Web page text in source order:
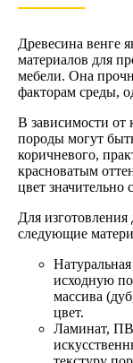
Древесина венге
материалов для
мебели. Она
факторам среды,
В зависимости от
породы могут
коричневого,
красноватым
цвет значительно
Для изготовления
следующие
исходную
массива
цвет.
Ламинат,